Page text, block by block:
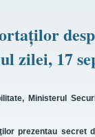
zilei, 17
Ministerul
prezentau secret